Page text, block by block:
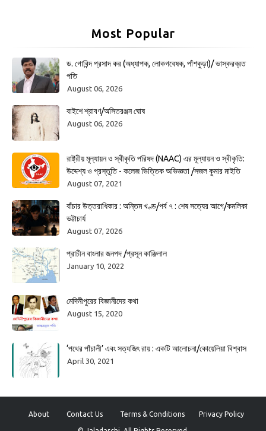
Most Popular
ড. গোবিন্দ প্রসাদ কর (অধ্যাপক, লোকগবেষক, পাঁশকুড়া)/ ভাস্করব্রত
পতি
August 06, 2026
বাইশে শ্রাবণ/অসিতরঞ্জন ঘোষ
August 06, 2026
রাষ্ট্রীয় মূল্যায়ন ও স্বীকৃতি পরিষদ (NAAC) এর মূল্যায়ন ও স্বীকৃতি:
উদ্দেশ্য ও প্রস্তুতি - কলেজ ভিত্তিক অভিজ্ঞতা /সজল কুমার মাইতি
August 07, 2021
বাঁচার উত্তরাধিকার : অন্তিম খণ্ড/পর্ব ৭ : শেষ সত্যের আগে/কমলিকা
ভট্টাচার্য
August 07, 2026
প্রাচীন বাংলার জনপদ /প্রসূন কাঞ্জিলাল
January 10, 2022
মেদিনীপুরের বিজ্ঞানীদের কথা
August 15, 2020
‘পথের পাঁচালী’ এবং সত্যজিৎ রায় : একটি আলোচনা/কোয়েলিয়া বিশ্বাস
April 30, 2021
About Contact Us Terms & Conditions Privacy Policy